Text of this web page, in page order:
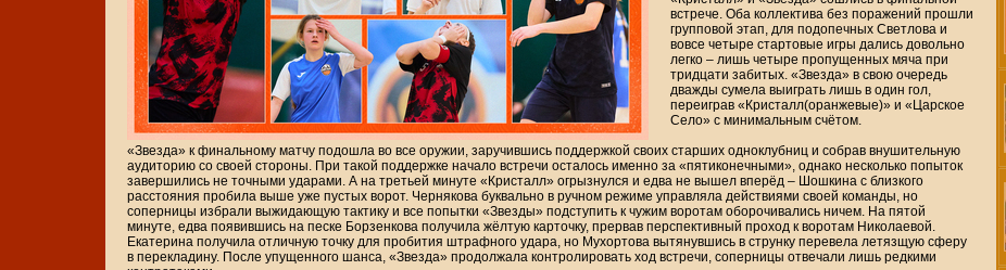
встрече. Оба коллектива без поражений прошли
групповой этап, для подопечных Светлова и
вовсе четыре стартовые игры дались довольно
легко – лишь четыре пропущенных мяча при
тридцати забитых. «Звезда» в свою очередь
дважды сумела выиграть лишь в один гол,
переиграв «Кристалл(оранжевые)» и «Царское
Село» с минимальным счётом.
«Звезда» к финальному матчу подошла во все оружии, заручившись поддержкой своих старших одноклубниц и собрав внушительную
аудиторию со своей стороны. При такой поддержке начало встречи осталось именно за «пятиконечными», однако несколько попыток
завершились не точными ударами. А на третьей минуте «Кристалл» огрызнулся и едва не вышел вперёд – Шошкина с близкого
расстояния пробила выше уже пустых ворот. Чернякова буквально в ручном режиме управляла действиями своей команды, но
соперницы избрали выжидающую тактику и все попытки «Звезды» подступить к чужим воротам оборочивались ничем. На пятой
минуте, едва появившись на песке Борзенкова получила жёлтую карточку, прервав перспективный проход к воротам Николаевой.
Екатерина получила отличную точку для пробития штрафного удара, но Мухортова вытянувшись в струнку перевела летязщую сферу
в перекладину. После упущенного шанса, «Звезда» продолжала контролировать ход встречи, соперницы отвечали лишь редкими